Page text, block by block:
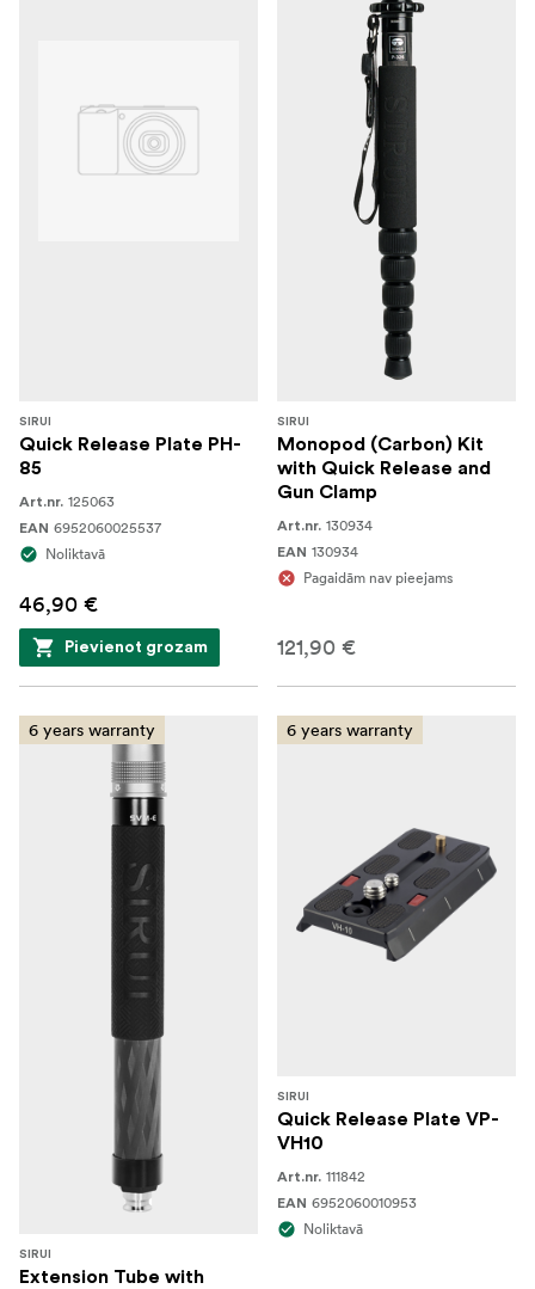
SIRUI
Quick Release Plate PH-
85
Art.nr. 125063
EAN 6952060025537
Noliktavā
46,90 €
Pievienot grozam
SIRUI
Monopod (Carbon) Kit
with Quick Release and
Gun Clamp
Art.nr. 130934
EAN 130934
Pagaidām nav pieejams
121,90 €
6 years warranty
SIRUI
Extension Tube with
6 years warranty
SIRUI
Quick Release Plate VP-
VH10
Art.nr. 111842
EAN 6952060010953
Noliktavā